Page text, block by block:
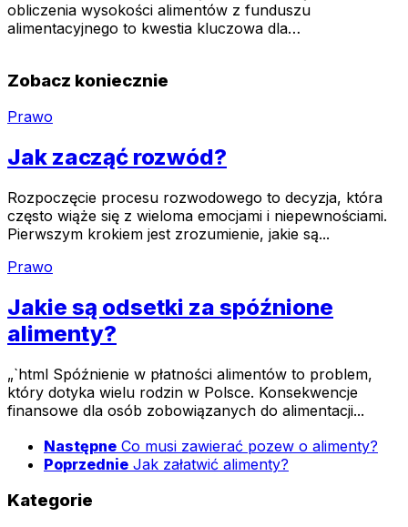
obliczenia wysokości alimentów z funduszu
alimentacyjnego to kwestia kluczowa dla…
Zobacz koniecznie
Prawo
Jak zacząć rozwód?
Rozpoczęcie procesu rozwodowego to decyzja, która
często wiąże się z wieloma emocjami i niepewnościami.
Pierwszym krokiem jest zrozumienie, jakie są...
Prawo
Jakie są odsetki za spóźnione
alimenty?
„`html Spóźnienie w płatności alimentów to problem,
który dotyka wielu rodzin w Polsce. Konsekwencje
finansowe dla osób zobowiązanych do alimentacji...
Następne Co musi zawierać pozew o alimenty?
Poprzednie Jak załatwić alimenty?
Kategorie